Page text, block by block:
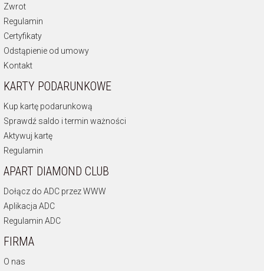
Zwrot
Regulamin
Certyfikaty
Odstąpienie od umowy
Kontakt
KARTY PODARUNKOWE
Kup kartę podarunkową
Sprawdź saldo i termin ważności
Aktywuj kartę
Regulamin
APART DIAMOND CLUB
Dołącz do ADC przez WWW
Aplikacja ADC
Regulamin ADC
FIRMA
O nas